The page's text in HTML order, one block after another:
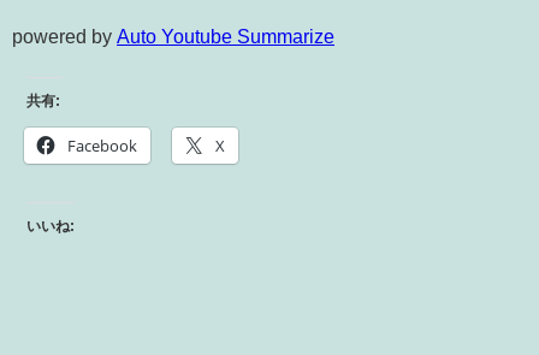
powered by Auto Youtube Summarize
共有:
Facebook X
いいね: